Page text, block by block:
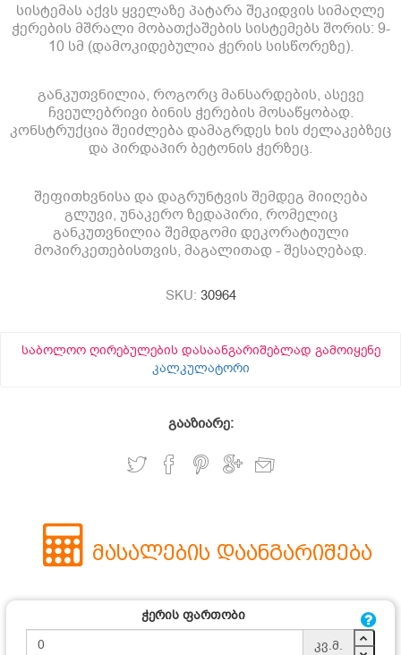
სისტემას აქვს ყველაზე პატარა შეკიდვის სიმაღლე
ჭერების მშრალი მობათქაშების სისტემებს შორის: 9-
10 სმ (დამოკიდებულია ჭერის სისწორეზე).
განკუთვნილია, როგორც მანსარდების, ასევე
ჩვეულებრივი ბინის ჭერების მოსაწყობად.
კონსტრუქცია შეიძლება დამაგრდეს ხის ძელაკებზეც
და პირდაპირ ბეტონის ჭერზეც.
შეფითხვნისა და დაგრუნტვის შემდეგ მიიღება
გლუვი, უნაკერო ზედაპირი, რომელიც
განკუთვნილია შემდგომი დეკორატიული
მოპირკეთებისთვის, მაგალითად - შესაღებად.
SKU: 30964
საბოლოო ღირებულების დასაანგარიშებლად გამოიყენე
კალკულატორი
გააზიარე:
მასალების დაანგარიშება
ჭერის ფართობი
კვ.მ.